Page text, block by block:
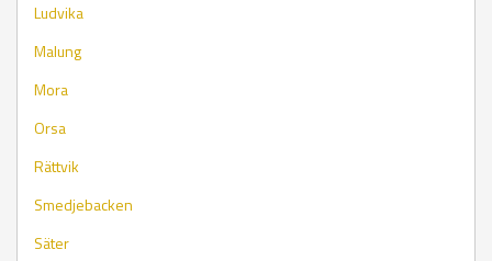
Ludvika
Malung
Mora
Orsa
Rättvik
Smedjebacken
Säter